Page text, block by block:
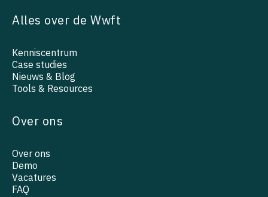
Alles over de Wwft
Kenniscentrum
Case studies
Nieuws & Blog
Tools & Resources
Over ons
Over ons
Demo
Vacatures
FAQ